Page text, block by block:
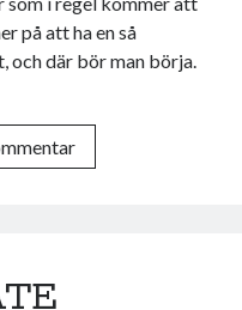
på att ha en så
och där bör man börja.